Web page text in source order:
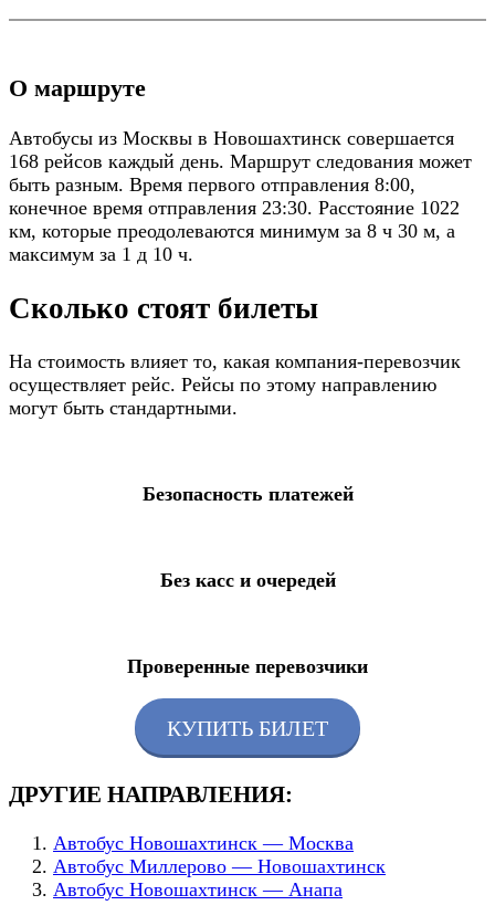
О маршруте
Автобусы из Москвы в Новошахтинск совершается
168 рейсов каждый день. Маршрут следования может
быть разным. Время первого отправления 8:00,
конечное время отправления 23:30. Расстояние 1022
км, которые преодолеваются минимум за 8 ч 30 м, а
максимум за 1 д 10 ч.
Сколько стоят билеты
На стоимость влияет то, какая компания-перевозчик
осуществляет рейс. Рейсы по этому направлению
могут быть стандартными.
Безопасность платежей
Без касс и очередей
Проверенные перевозчики
КУПИТЬ БИЛЕТ
ДРУГИЕ НАПРАВЛЕНИЯ:
Автобус Новошахтинск — Москва
Автобус Миллерово — Новошахтинск
Автобус Новошахтинск — Анапа